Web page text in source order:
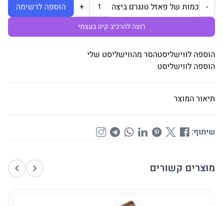
- כמות של פאזל טנגרם ביצה + הוספה לרשימה
רוצה להרכיב קיט בעצמי
הוספה לווישליסטהסר מהווישליסט שלי
הוספה לווישליסט
תיאור המוצר
שיתוף:
מוצרים קשורים